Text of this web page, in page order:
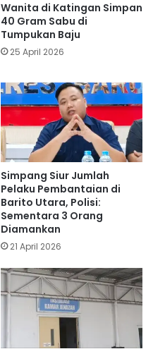
Wanita di Katingan Simpan
40 Gram Sabu di
Tumpukan Baju
25 April 2026
Simpang Siur Jumlah
Pelaku Pembantaian di
Barito Utara, Polisi:
Sementara 3 Orang
Diamankan
21 April 2026